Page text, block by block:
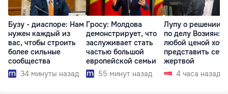
Бузу - диаспоре: Нам
нужен каждый из
вас, чтобы строить
более сильные
сообщества
34 минуты назад
Гросу: Молдова
демонстрирует, что
заслуживает стать
частью большой
европейской семьи
55 минут назад
Лупу о решении
по делу Возиян:
любой ценой
представить себя
жертвой
4 часа назад